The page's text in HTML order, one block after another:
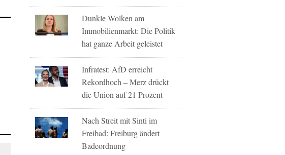
Dunkle Wolken am
Immobilienmarkt: Die Politik
hat ganze Arbeit geleistet
Infratest: AfD erreicht
Rekordhoch – Merz drückt
die Union auf 21 Prozent
Nach Streit mit Sinti im
Freibad: Freiburg ändert
Badeordnung